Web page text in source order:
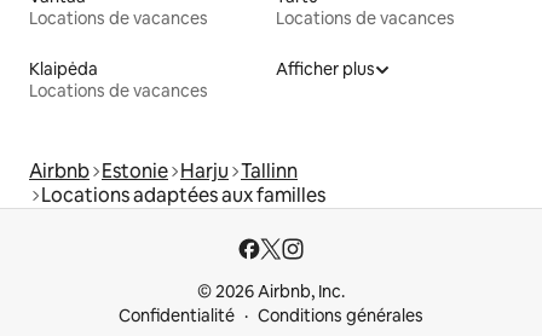
Locations de vacances
Locations de vacances
Klaipėda
Locations de vacances
Afficher plus
Airbnb Estonie Harju Tallinn
Locations adaptées aux familles
© 2026 Airbnb, Inc.
Confidentialité
Conditions générales